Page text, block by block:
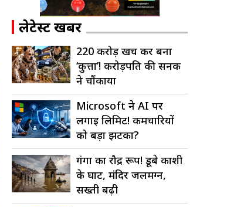
लेटेस्ट खबरें
220 करोड़ खर्च कर बना
‘कुत्ता’! करोड़पति की सनक
ने चौंकाया
Microsoft ने AI पर
लगाई लिमिट! कर्मचारियों
को बड़ा झटका?
गंगा का रौद्र रूप! डूबे काशी
के घाट, मंदिर जलमग्न,
सख्ती बढ़ी